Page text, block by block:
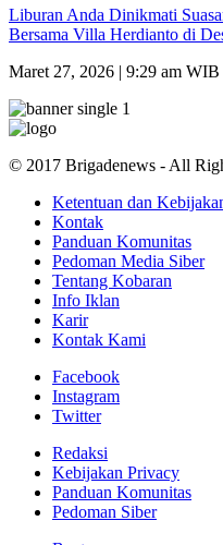
Liburan Anda Dinikmati
Bersama Villa Herdianto di
Maret 27, 2026 | 9:29 am WIB
© 2017 Brigadenews - All
Ketentuan dan
Kontak
Panduan Komunitas
Pedoman Media Siber
Tentang Kobaran
Info Iklan
Karir
Kontak Kami
Facebook
Instagram
Twitter
Redaksi
Kebijakan Privacy
Panduan Komunitas
Pedoman Siber